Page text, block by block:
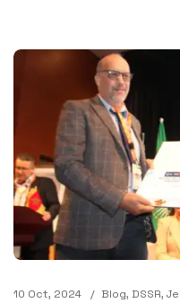
10 Oct, 2024 Blog, DSSR,